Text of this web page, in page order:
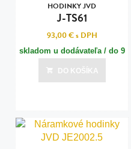
HODINKY JVD
J-TS61
93,00 €s DPH
skladom u dodávateľa / do 9
dní
Posledná aktualizácia dnes o 14:00
DO KOŠÍKA